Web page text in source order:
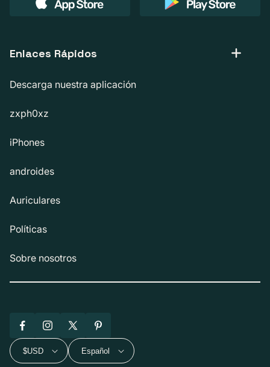
Enlaces Rápidos
Descarga nuestra aplicación
zxph0xz
iPhones
androides
Auriculares
Políticas
Sobre nosotros
FacebookInstagram
X
(Twitter)
Pinterest
$USD Español